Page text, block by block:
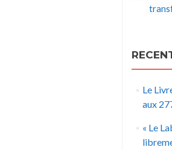
Le
aux
« Le